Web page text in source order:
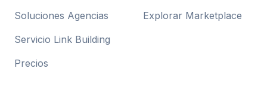
Soluciones Agencias
Servicio Link Building
Precios
Explorar Marketplace